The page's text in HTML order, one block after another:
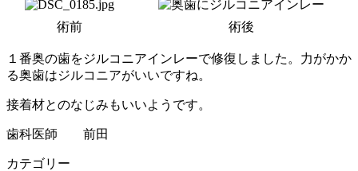
術前 術後
１番奥の歯をジルコニアインレーで修復しました。力がかか
る奥歯はジルコニアがいいですね。
接着材とのなじみもいいようです。
歯科医師 前田
カテゴリー